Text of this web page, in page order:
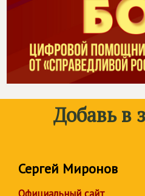
Добавь в
Сергей Миронов